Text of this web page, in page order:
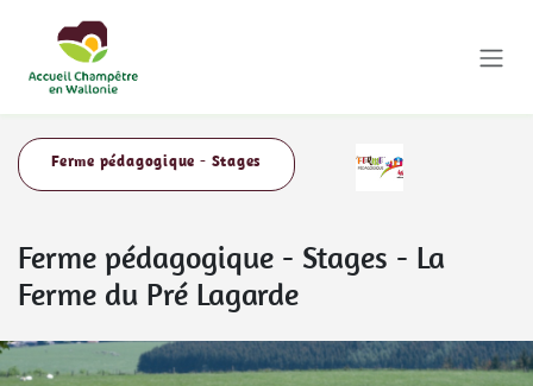
Ferme pédagogique - Stages
Ferme pédagogique - Stages - La
Ferme du Pré Lagarde